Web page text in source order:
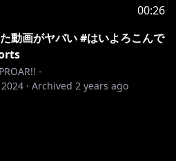
00:26
動画がヤバい #はいよろこんで
-
· Archived 2 years ago